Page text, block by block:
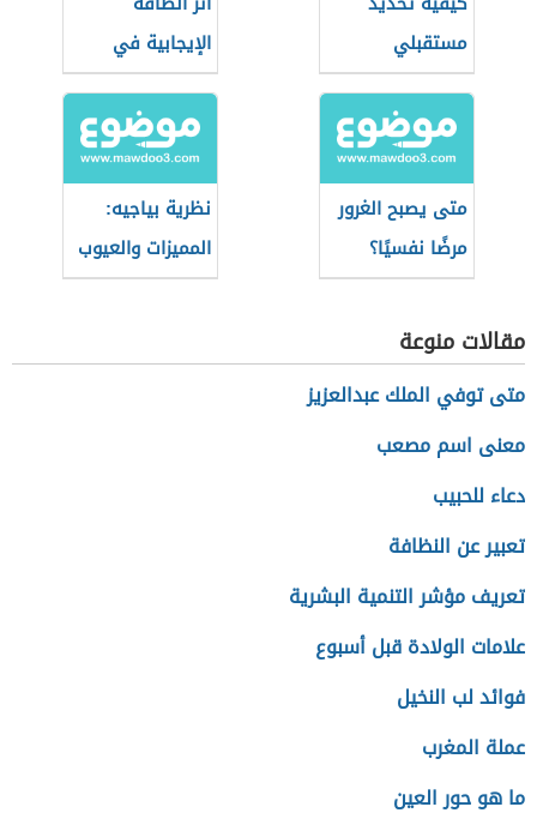
مستقبلي
الإيجابية في
كفاءة الفرد
متى يصبح الغرور
مرضًا نفسيًا؟
نظرية بياجيه:
المميزات والعيوب
مقالات منوعة
متى توفي الملك عبدالعزيز
معنى اسم مصعب
دعاء للحبيب
تعبير عن النظافة
تعريف مؤشر التنمية البشرية
علامات الولادة قبل أسبوع
فوائد لب النخيل
عملة المغرب
ما هو حور العين